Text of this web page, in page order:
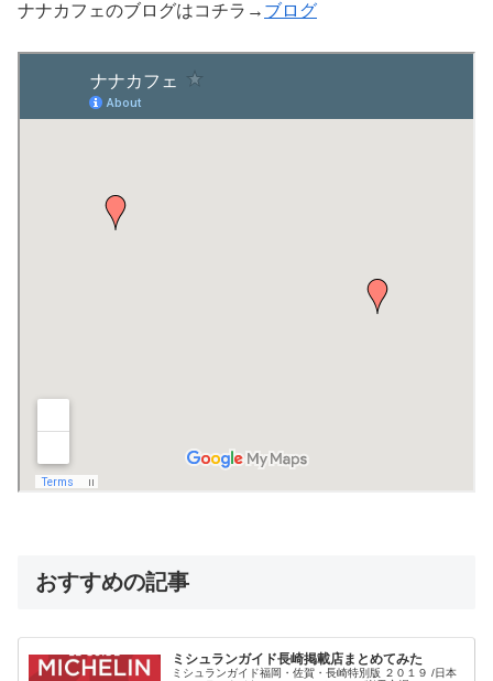
ナナカフェのブログはコチラ→ ブログ
おすすめの記事
ミシュランガイド長崎掲載店まとめてみた
ミシュランガイド福岡・佐賀・長崎特別版 ２０１９ /日本